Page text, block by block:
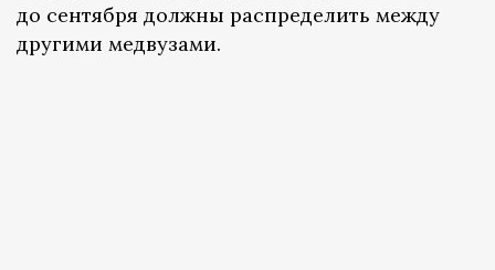
до сентября должны распределить между
другими медвузами.